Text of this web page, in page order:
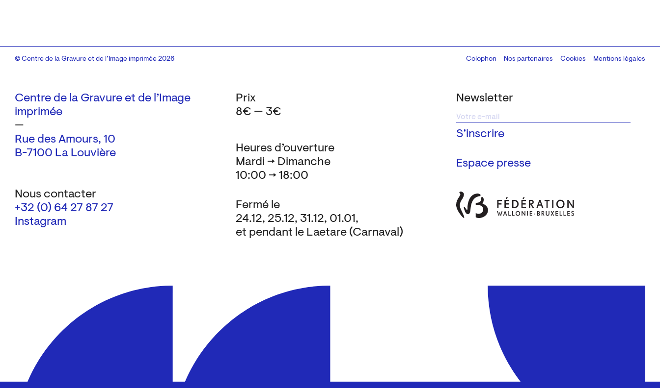
Centre de la Gravure et de l’Image
imprimée
—
Rue des Amours, 10
B-7100 La Louvière
Nous contacter
+32 (0) 64 27 87 27
Instagram
Newsletter
Espace presse
Heures d’ouverture
Mardi → Dimanche
10:00 → 18:00
Fermé le
24.12, 25.12, 31.12, 01.01,
et pendant le Laetare (Carnaval)
Prix
8€ — 3€
© Centre de la Gravure et de l’Image imprimée 2026 Colophon
Design:Marcel Kaczmarek, code:8080.studio
Nos partenaires Cookies Mentions légales